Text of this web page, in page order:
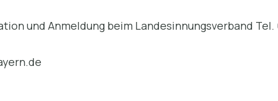
und Anmeldung beim Landesinnungsverband Tel.